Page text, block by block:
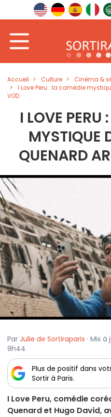
Accueil Culture
Cinéma &
I Love Peru : la comédie
VOD
I LOVE PERU
MYSTIQUE
QUENARD
Par Julie de Sortiraparis · Mis
9h44
Plus de positif dans
Sortir à Paris.
I Love Peru, comédie
Quenard et Hugo David,